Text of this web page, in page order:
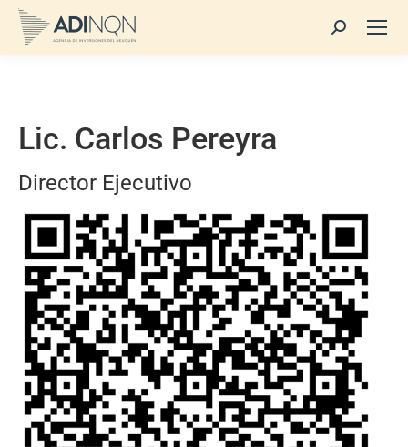
Buscar:
Lic. Carlos Pereyra
Director Ejecutivo